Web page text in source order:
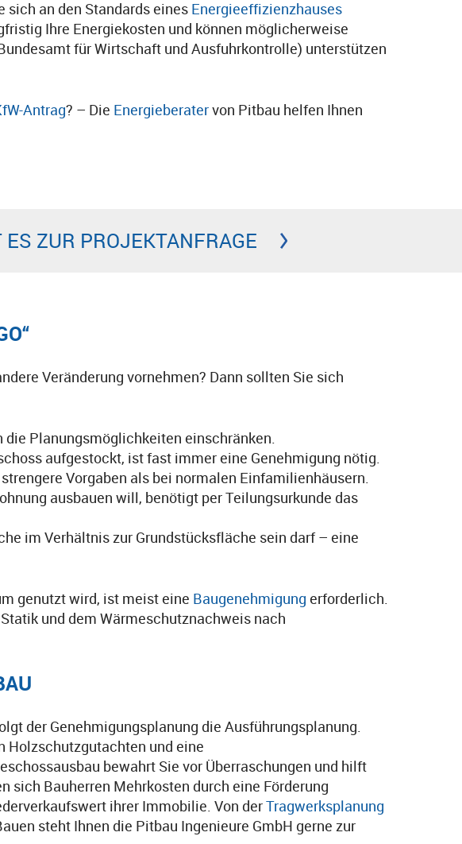
sich an den Standards eines Energieeffizienzhauses
Ihre Energiekosten und können möglicherweise
für Wirtschaft und Ausfuhrkontrolle) unterstützen
Antrag? – Die Energieberatervon Pitbau helfen Ihnen
ZUR PROJEKTANFRAGE
Veränderung vornehmen? Dann sollten Sie sich
Planungsmöglichkeiten einschränken.
aufgestockt, ist fast immer eine Genehmigung nötig.
Vorgaben als bei normalen Einfamilienhäusern.
ausbauen will, benötigt per Teilungsurkunde das
im Verhältnis zur Grundstücksfläche sein darf – eine
genutzt wird, ist meist eine Baugenehmigung erforderlich.
und dem Wärmeschutznachweis nach
der Genehmigungsplanung die Ausführungsplanung.
Holzschutzgutachten und eine
bewahrt Sie vor Überraschungen und hilft
sich Bauherren Mehrkosten durch eine Förderung
ihrer Immobilie. Von derTragwerksplanung
steht Ihnen die Pitbau Ingenieure GmbH gerne zur